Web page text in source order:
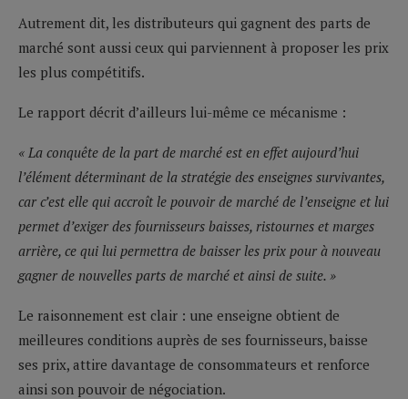
Autrement dit, les distributeurs qui gagnent des parts de
marché sont aussi ceux qui parviennent à proposer les prix
les plus compétitifs.
Le rapport décrit d’ailleurs lui-même ce mécanisme :
« La conquête de la part de marché est en effet aujourd’hui
l’élément déterminant de la stratégie des enseignes survivantes,
car c’est elle qui accroît le pouvoir de marché de l’enseigne et lui
permet d’exiger des fournisseurs baisses, ristournes et marges
arrière, ce qui lui permettra de baisser les prix pour à nouveau
gagner de nouvelles parts de marché et ainsi de suite. »
Le raisonnement est clair : une enseigne obtient de
meilleures conditions auprès de ses fournisseurs, baisse
ses prix, attire davantage de consommateurs et renforce
ainsi son pouvoir de négociation.